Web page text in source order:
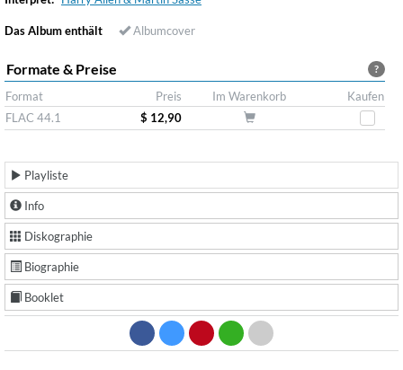
Das Album enthält Albumcover
?
Formate & Preise
Format Preis Im Warenkorb
Kaufen
FLAC 44.1
$ 12,90
Playliste
Info
Diskographie
Biographie
Booklet